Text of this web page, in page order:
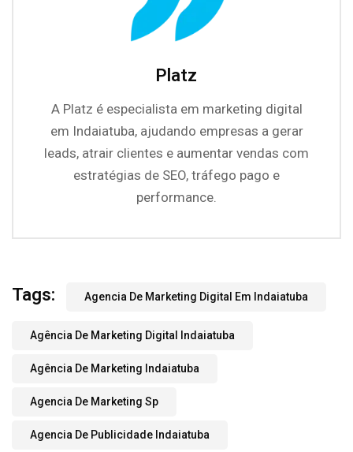
Platz
A Platz é especialista em marketing digital
em Indaiatuba, ajudando empresas a gerar
leads, atrair clientes e aumentar vendas com
estratégias de SEO, tráfego pago e
performance.
Tags: Agencia De Marketing Digital Em Indaiatuba
Agência De Marketing Digital Indaiatuba
Agência De Marketing Indaiatuba
Agencia De Marketing Sp
Agencia De Publicidade Indaiatuba